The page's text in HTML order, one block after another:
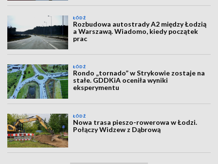
ŁÓDŹ
Rozbudowa autostrady A2 między Łodzią
a Warszawą. Wiadomo, kiedy początek
prac
ŁÓDŹ
Rondo „tornado” w Strykowie zostaje na
stałe. GDDKiA oceniła wyniki
eksperymentu
ŁÓDŹ
Nowa trasa pieszo-rowerowa w Łodzi.
Połączy Widzew z Dąbrową